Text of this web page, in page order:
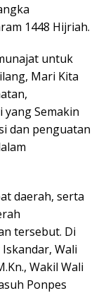
1448 Hijriah.
untuk
Mari Kita
yang Semakin
dan penguatan
daerah, serta
tersebut. Di
Wali
Wakil Wali
Ponpes